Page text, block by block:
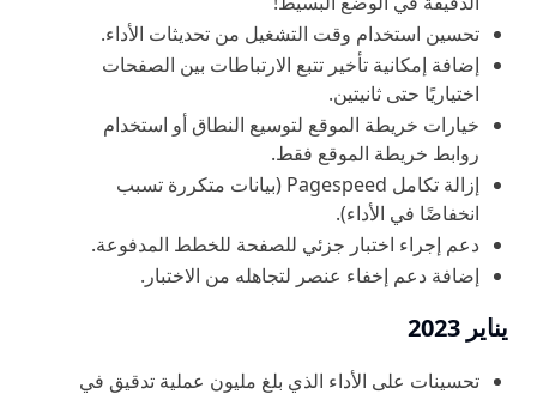
تحسين استخدام وقت التشغيل من تحديثات الأداء.
إضافة إمكانية تأخير تتبع الارتباطات بين الصفحات
اختياريًا حتى ثانيتين.
خيارات خريطة الموقع لتوسيع النطاق أو استخدام
روابط خريطة الموقع فقط.
إزالة تكامل Pagespeed (بيانات متكررة تسبب
انخفاضًا في الأداء).
دعم إجراء اختبار جزئي للصفحة للخطط المدفوعة.
إضافة دعم إخفاء عنصر لتجاهله من الاختبار.
يناير 2023
تحسينات على الأداء الذي بلغ مليون عملية تدقيق في